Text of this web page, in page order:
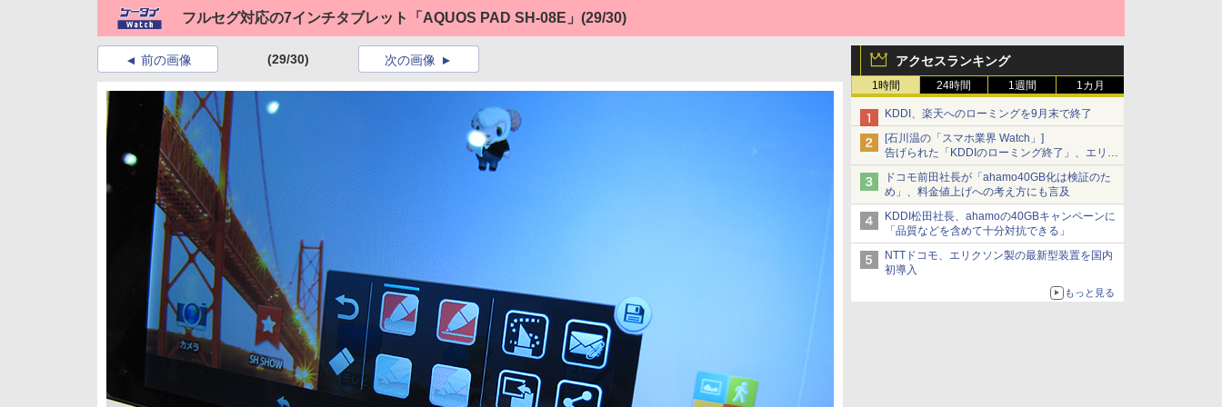
フルセグ対応の7インチタブレット「AQUOS PAD SH-08E」 (29/30)
アクセスランキング
1時間 24時間 1週間 1カ月
KDDI、楽天へのローミングを9月末で終了
[石川温の「スマホ業界 Watch」]
告げられた「KDDIのローミング終了」、エリア
マップの落とし穴と楽天モバイルの課題
ドコモ前田社長が「ahamo40GB化は検証のた
め」、料金値上げへの考え方にも言及
KDDI松田社長、ahamoの40GBキャンペーンに
「品質などを含めて十分対抗できる」
NTTドコモ、エリクソン製の最新型装置を国内
初導入
もっと見る
前の画像 (29/30) 次の画像